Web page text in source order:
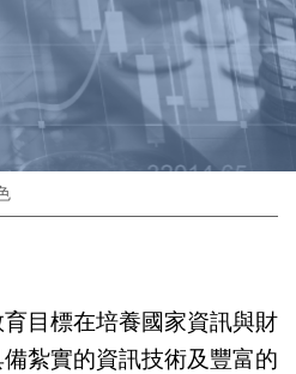
育目標在培養國家資訊與財
紮實的資訊技術及豐富的